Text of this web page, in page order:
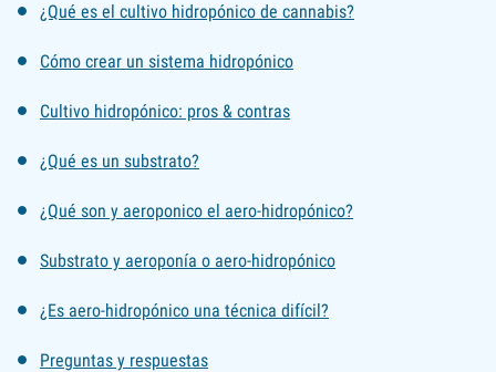
¿Qué es el cultivo hidropónico de cannabis?
Cómo crear un sistema hidropónico
Cultivo hidropónico: pros & contras
¿Qué es un substrato?
¿Qué son y aeroponico el aero-hidropónico?
Substrato y aeroponía o aero-hidropónico
¿Es aero-hidropónico una técnica difícil?
Preguntas y respuestas